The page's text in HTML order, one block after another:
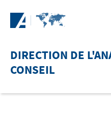
DIRECTION DE
CONSEIL